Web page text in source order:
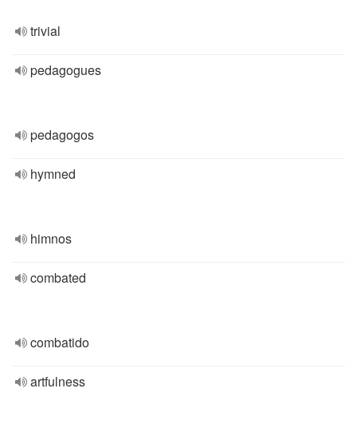
trivial
pedagogues
pedagogos
hymned
himnos
combated
combatido
artfulness